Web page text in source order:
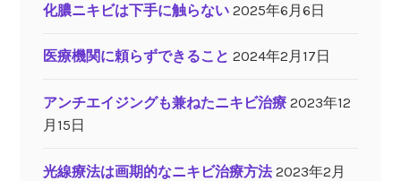
化膿ニキビは下手に触らない 2025年6月6日
医療機関に頼らずできること 2024年2月17日
アンチエイジングも兼ねたニキビ治療 2023年12
月15日
光線療法は画期的なニキビ治療方法 2023年2月